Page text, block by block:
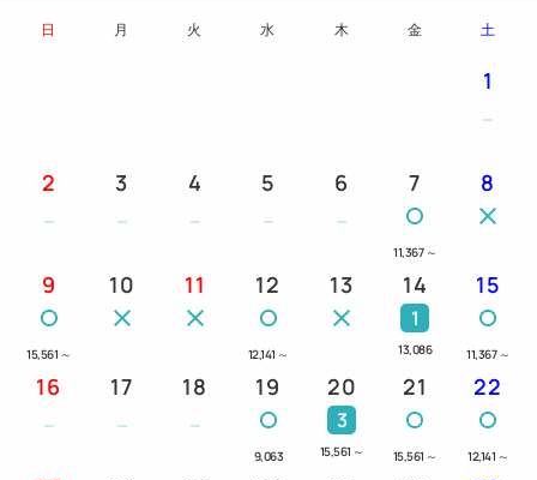
日 月 火 水 木 金 土
1
2 3 4 5 6 7
11,367 ～
8
9
15,561 ～
10 11 12
12,141 ～
13 14
1
13,086
15
11,367 ～
16 17 18 19
9,063
20
3
15,561 ～
21
15,561 ～
22
12,141 ～